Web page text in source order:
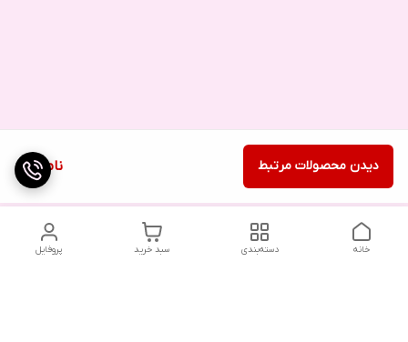
ناموجود دیدن محصولات مرتبط
پروفایل سبد خرید دسته‌بندی خانه